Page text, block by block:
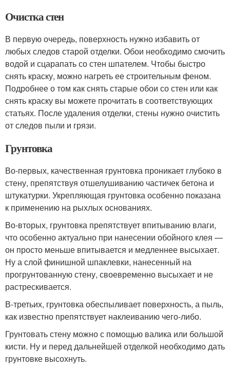
Очистка стен
В первую очередь, поверхность нужно избавить от
любых следов старой отделки. Обои необходимо смочить
водой и сцарапать со стен шпателем. Чтобы быстро
снять краску, можно нагреть ее строительным феном.
Подробнее о том как снять старые обои со стен или как
снять краску вы можете прочитать в соответствующих
статьях. После удаления отделки, стены нужно очистить
от следов пыли и грязи.
Грунтовка
Во-первых, качественная грунтовка проникает глубоко в
стену, препятствуя отшелушиванию частичек бетона и
штукатурки. Укрепляющая грунтовка особенно показана
к применению на рыхлых основаниях.
Во-вторых, грунтовка препятствует впитыванию влаги,
что особенно актуально при нанесении обойного клея —
он просто меньше впитывается и медленнее высыхает.
Ну а слой финишной шпаклевки, нанесенный на
прогрунтованную стену, своевременно высыхает и не
растрескивается.
В-третьих, грунтовка обеспыливает поверхность, а пыль,
как известно препятствует наклеиванию чего-либо.
Грунтовать стену можно с помощью валика или большой
кисти. Ну и перед дальнейшей отделкой необходимо дать
грунтовке высохнуть.